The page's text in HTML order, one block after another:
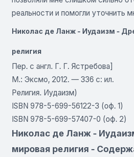
реальности и помогли уточнить
Николаc де Ланж - Иудаизм -
религия
Пер. с англ. Г. Г. Ястребова]
М.: Эксмо, 2012. — 336 с: ил.
Религия. Иудаизм)
ISBN 978-5-699-56122-3 (оф. 1)
ISBN 978-5-699-57407-0 (оф. 2)
Николаc де Ланж -
мировая религия -